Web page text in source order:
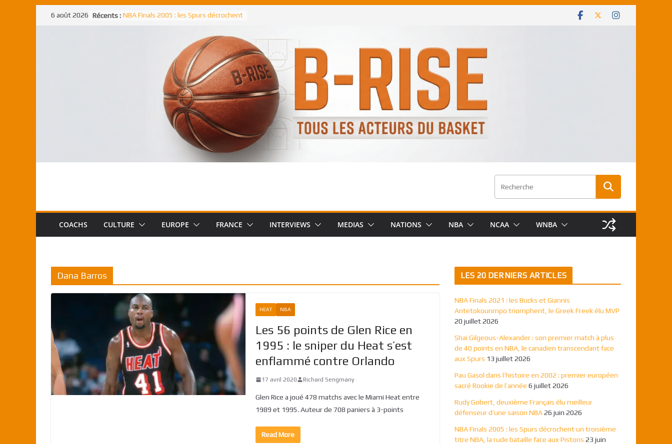
Passer6 août 2026 Récents : NBA Finals 2005 : les Spurs décrochent
NBA Finals 2021 : les Bucks et Giannis
Antetokounmpo triomphent, le Greek
Shai Gilgeous-Alexander : son premier
match à plus de 40 points en NBA, le
canadien transcendant face aux Spurs
Pau Gasol dans l’histoire en 2002 :
premier européen sacré Rookie de
Rudy Gobert, deuxième Français élu
meilleur défenseur d’une saison NBA
COACHS CULTURE EUROPE FRANCE INTERVIEWS MEDIAS NATIONS NBA NCAA WNBA
Dana Barros
HEAT NBA
Les 56 points de Glen Rice en
1995 : le sniper du Heat s’est
enflammé contre Orlando
17 avril 2020 Richard Sengmany
Glen Rice a joué 478 matchs avec le Miami Heat entre
1989 et 1995. Auteur de 708 paniers à 3-points
Read More
LES 20 DERNIERS ARTICLES
NBA Finals 2021 : les Bucks et Giannis
Antetokounmpo triomphent, le Greek Freek élu MVP
20 juillet 2026
Shai Gilgeous-Alexander : son premier match à plus
de 40 points en NBA, le canadien transcendant face
aux Spurs 13 juillet 2026
Pau Gasol dans l’histoire en 2002 : premier européen
sacré Rookie de l’année 6 juillet 2026
Rudy Gobert, deuxième Français élu meilleur
défenseur d’une saison NBA26 juin 2026
NBA Finals 2005 : les Spurs décrochent un troisième
titre NBA, la rude bataille face aux Pistons 23 juin